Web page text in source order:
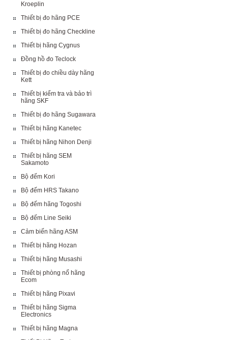
Kroeplin
Thiết bị đo hãng PCE
Thiết bị đo hãng Checkline
Thiết bị hãng Cygnus
Đồng hồ đo Teclock
Thiết bị đo chiều dày hãng
Kett
Thiết bị kiểm tra và bảo trì
hãng SKF
Thiết bị đo hãng Sugawara
Thiết bị hãng Kanetec
Thiết bị hãng Nihon Denji
Thiết bị hãng SEM
Sakamoto
Bộ đếm Kori
Bộ đếm HRS Takano
Bộ đếm hãng Togoshi
Bộ đếm Line Seiki
Cảm biến hãng ASM
Thiết bị hãng Hozan
Thiết bị hãng Musashi
Thiết bị phòng nổ hãng
Ecom
Thiết bị hãng Pixavi
Thiết bị hãng Sigma
Electronics
Thiết bị hãng Magna